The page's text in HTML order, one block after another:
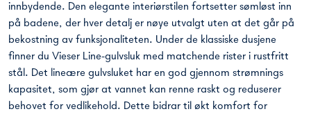
innbydende. Den elegante interiørstilen fortsetter sømløst inn
på badene, der hver detalj er nøye utvalgt uten at det går på
bekostning av funksjonaliteten. Under de klassiske dusjene
finner du Vieser Line-gulvsluk med matchende rister i rustfritt
stål. Det lineære gulvsluket har en god gjennom strømnings
kapasitet, som gjør at vannet kan renne raskt og reduserer
behovet for vedlikehold. Dette bidrar til økt komfort for